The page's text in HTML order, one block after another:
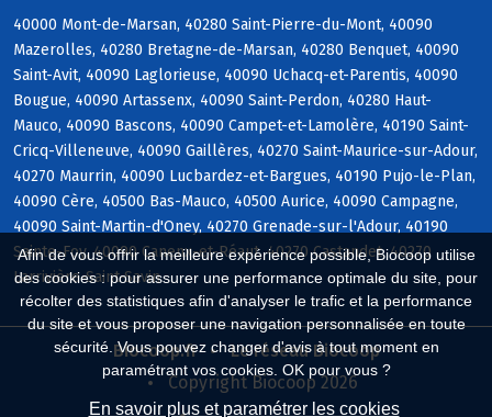
Afin de vous offrir la meilleure expérience possible, Biocoop utilise
des cookies : pour assurer une performance optimale du site, pour
récolter des statistiques afin d'analyser le trafic et la performance
du site et vous proposer une navigation personnalisée en toute
sécurité. Vous pouvez changer d'avis à tout moment en
paramétrant vos cookies. OK pour vous ?
En savoir plus et paramétrer les cookies
40000 Mont-de-Marsan, 40280 Saint-Pierre-du-Mont, 40090
Mazerolles, 40280 Bretagne-de-Marsan, 40280 Benquet, 40090
Saint-Avit, 40090 Laglorieuse, 40090 Uchacq-et-Parentis, 40090
Bougue, 40090 Artassenx, 40090 Saint-Perdon, 40280 Haut-
Mauco, 40090 Bascons, 40090 Campet-et-Lamolère, 40190 Saint-
Cricq-Villeneuve, 40090 Gaillères, 40270 Saint-Maurice-sur-Adour,
40270 Maurrin, 40090 Lucbardez-et-Bargues, 40190 Pujo-le-Plan,
40090 Cère, 40500 Bas-Mauco, 40500 Aurice, 40090 Campagne,
40090 Saint-Martin-d'Oney, 40270 Grenade-sur-l'Adour, 40190
Sainte-Foy, 40090 Canenx-et-Réaut, 40270 Castandet, 40270
Larrivière-Saint-Savin
Biocoop.fr
Le réseau Biocoop
Copyright Biocoop 2026